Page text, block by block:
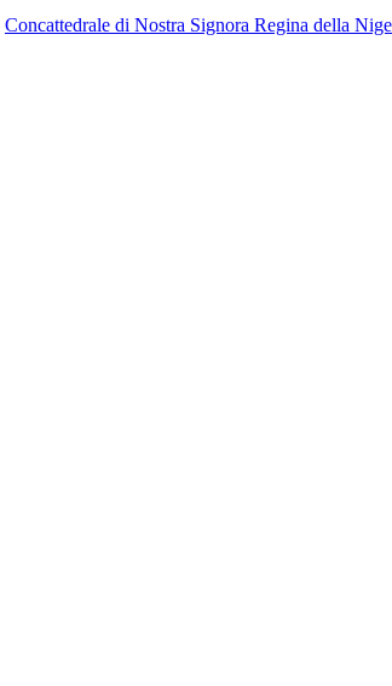
Concattedrale di Nostra Signora Regina della